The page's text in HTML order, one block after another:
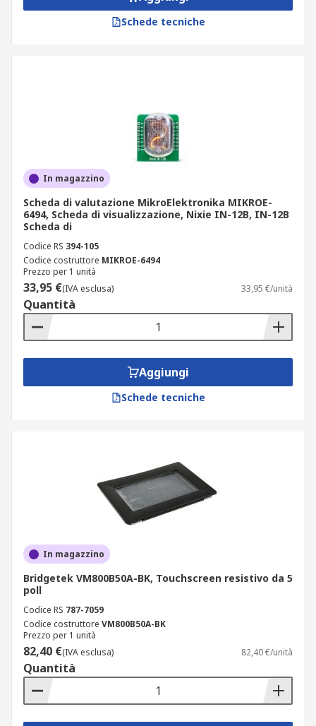
Schede tecniche
In magazzino
Scheda di valutazione MikroElektronika MIKROE-
6494, Scheda di visualizzazione, Nixie IN-12B, IN-12B
Scheda di
Codice RS 394-105
Codice costruttore MIKROE-6494
Prezzo per 1 unità
33,95 €(IVA esclusa) 33,95 €/unità
Quantità
Aggiungi
Schede tecniche
In magazzino
Bridgetek VM800B50A-BK, Touchscreen resistivo da 5
poll
Codice RS 787-7059
Codice costruttore VM800B50A-BK
Prezzo per 1 unità
82,40 €(IVA esclusa) 82,40 €/unità
Quantità